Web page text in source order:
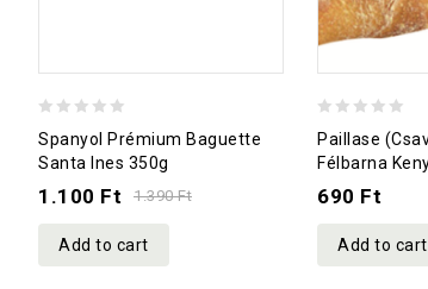
out
of
Spanyol Prémium Baguette
Santa Ines 350g
1.390Ft
1.100 Ft
Add to cart
out
of
Paillase
Félbarna
690 Ft
Add to cart